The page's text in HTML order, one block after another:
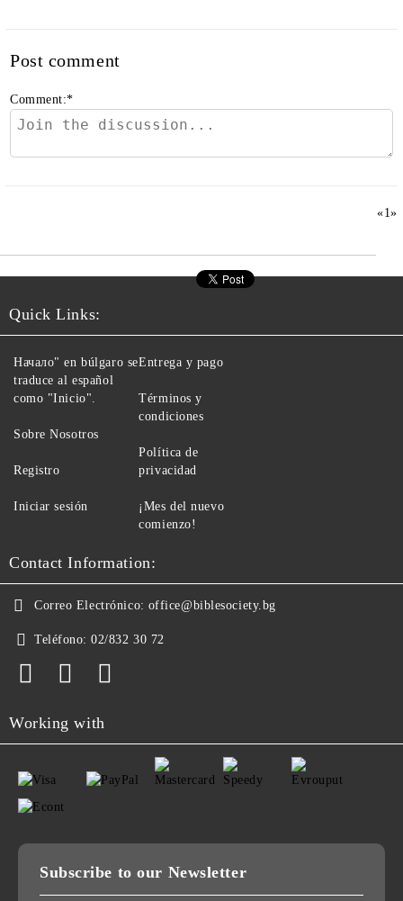
Post comment
Comment:*
«1»
Quick Links:
Начало" en búlgaro se
traduce al español
como "Inicio".
Sobre Nosotros
Registro
Iniciar sesión
Entrega y pago
Términos y
condiciones
Política de
privacidad
¡Mes del nuevo
comienzo!
Contact Information:
Correo Electrónico: office@biblesociety.bg
Teléfono: 02/832 30 72
Working with
Subscribe to our Newsletter